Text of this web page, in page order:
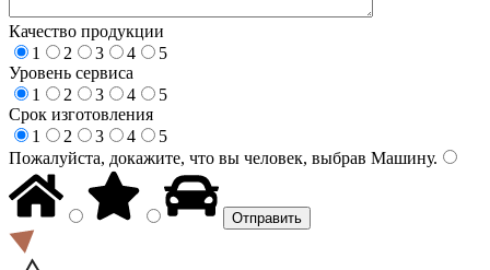
Качество продукции
1
2 3 4
5
Уровень сервиса
1
2 3 4
5
Срок изготовления
1
2 3 4
5
Пожалуйста, докажите, что вы человек, выбрав Машину.